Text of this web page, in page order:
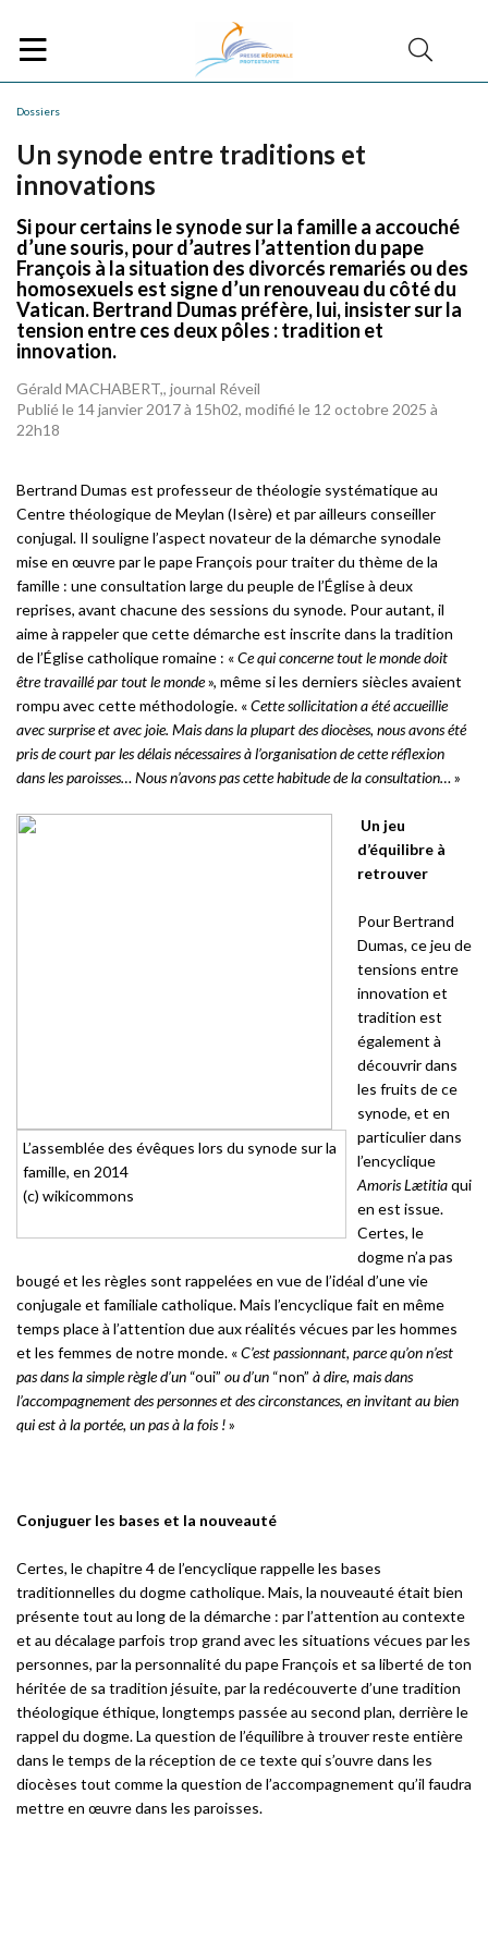
Dossiers
Un synode entre traditions et
innovations
Si pour certains le synode sur la famille a accouché
d’une souris, pour d’autres l’attention du pape
François à la situation des divorcés remariés ou des
homosexuels est signe d’un renouveau du côté du
Vatican. Bertrand Dumas préfère, lui, insister sur la
tension entre ces deux pôles : tradition et
innovation.
Gérald MACHABERT,, journal Réveil
Publié le 14 janvier 2017 à 15h02, modifié le 12 octobre 2025 à
22h18
Bertrand Dumas est professeur de théologie systématique au
Centre théologique de Meylan (Isère) et par ailleurs conseiller
conjugal. Il souligne l’aspect novateur de la démarche synodale
mise en œuvre par le pape François pour traiter du thème de la
famille : une consultation large du peuple de l’Église à deux
reprises, avant chacune des sessions du synode. Pour autant, il
aime à rappeler que cette démarche est inscrite dans la tradition
de l’Église catholique romaine : «Ce qui concerne tout le monde doit
être travaillé par tout le monde», même si les derniers siècles avaient
rompu avec cette méthodologie. «Cette sollicitation a été accueillie
avec surprise et avec joie. Mais dans la plupart des diocèses, nous avons été
pris de court par les délais nécessaires à l’organisation de cette réflexion
dans les paroisses… Nous n’avons pas cette habitude de la consultation… »
L’assemblée des évêques lors du synode sur la
famille, en 2014
(c) wikicommons
Un jeu
d’équilibre à
retrouver
Pour Bertrand
Dumas, ce jeu de
tensions entre
innovation et
tradition est
également à
découvrir dans
les fruits de ce
synode, et en
particulier dans
l’encyclique
Amoris Lætitiaqui
en est issue.
Certes, le
dogme n’a pas
bougé et les règles sont rappelées en vue de l’idéal d’une vie
conjugale et familiale catholique. Mais l’encyclique fait en même
temps place à l’attention due aux réalités vécues par les hommes
et les femmes de notre monde. «C’est passionnant, parce qu’on n’est
pas dans la simple règle d’un “oui” ou d’un “non” à dire, mais dans
l’accompagnement des personnes et des circonstances, en invitant au bien
qui est à la portée, un pas à la fois !»
Conjuguer les bases et la nouveauté
Certes, le chapitre 4 de l’encyclique rappelle les bases
traditionnelles du dogme catholique. Mais, la nouveauté était bien
présente tout au long de la démarche : par l’attention au contexte
et au décalage parfois trop grand avec les situations vécues par les
personnes, par la personnalité du pape François et sa liberté de ton
héritée de sa tradition jésuite, par la redécouverte d’une tradition
théologique éthique, longtemps passée au second plan, derrière le
rappel du dogme. La question de l’équilibre à trouver reste entière
dans le temps de la réception de ce texte qui s’ouvre dans les
diocèses tout comme la question de l’accompagnement qu’il faudra
mettre en œuvre dans les paroisses.